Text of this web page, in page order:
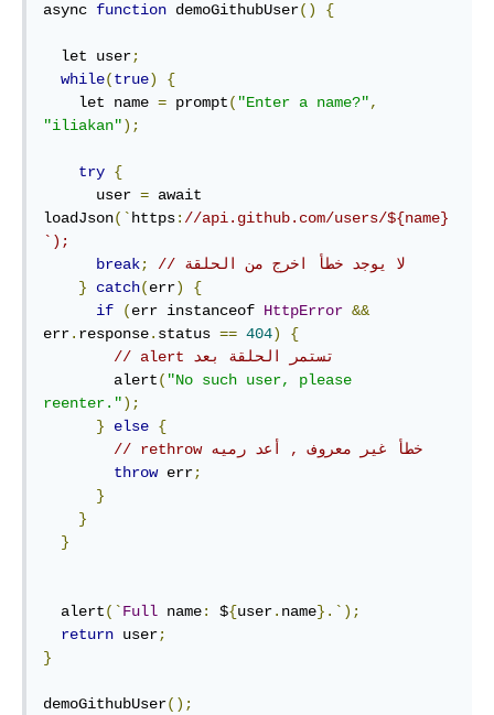
async function demoGithubUser() {
  let user
;
while(true)
{
    let name
= prompt( "Enter a name?",
"iliakan");
try {
      user
= await
loadJson(` https: //api.github.com/users/${name}
`);
break;
// لا يوجد خطأ اخرج من الحلقة
}
catch(err)
{
if
(err instanceof HttpError &&
err. response. status == 404)
{
// ‫تستمر الحلقة بعد alert
        alert
( "No such user, please
reenter.");
}
else {
// ‫خطأ غير معروف , أعد رميه rethrow
throw err;
}
}
}
  alert
(`Full name: ${user. name}.`);
return user;
}
demoGithubUser();